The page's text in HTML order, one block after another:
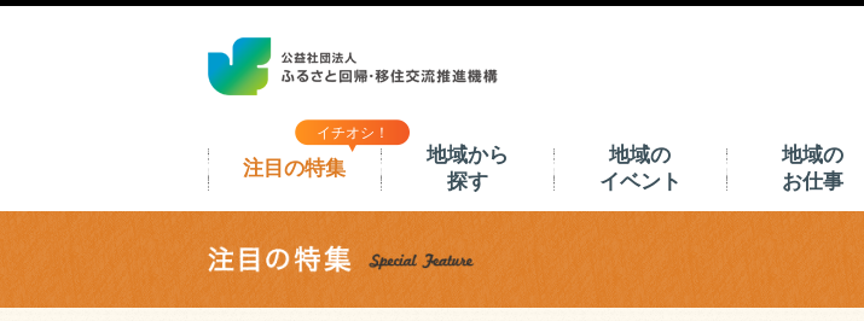
イチオシ！
注目の特集
地域から
探す
地域の
イベント
地域の
お仕事